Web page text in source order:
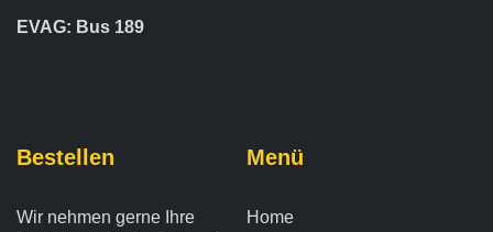
EVAG: Bus 189
Bestellen
Wir nehmen gerne Ihre
Menü
Home